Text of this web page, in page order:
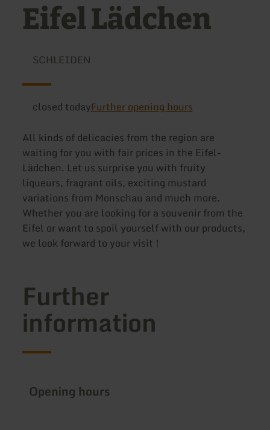
Eifel Lädchen
SCHLEIDEN
closed todayFurther opening hours
All kinds of delicacies from the region are
waiting for you with fair prices in the Eifel-
Lädchen. Let us surprise you with fruity
liqueurs, fragrant oils, exciting mustard
variations from Monschau and much more.
Whether you are looking for a souvenir from the
Eifel or want to spoil yourself with our products,
we look forward to your visit !
Further
information
Opening hours